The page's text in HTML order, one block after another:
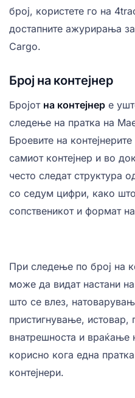
број, користете го на
достапните ажурирања
Cargo.
Број на контејнер
Бројот на контејнер е
следење на пратка на
Броевите на
самиот контејнер и во
често следат структура
со седум цифри, како
сопственикот и формат
При следење по број на
може да видат настани
што се влез,
пристигнување,
внатрешноста и враќање
корисно кога една
контејнери.